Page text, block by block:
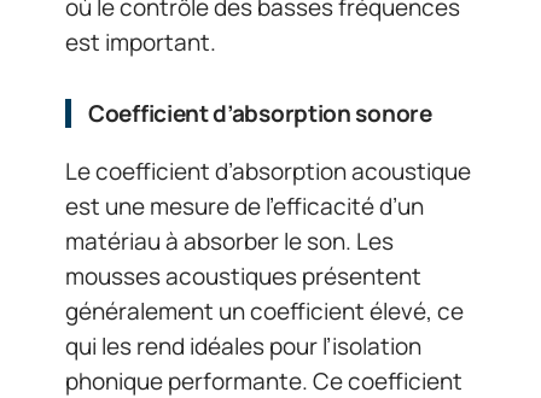
où le contrôle des basses fréquences
est important.
Coefficient d’absorption sonore
Le coefficient d’absorption acoustique
est une mesure de l’efficacité d’un
matériau à absorber le son. Les
mousses acoustiques présentent
généralement un coefficient élevé, ce
qui les rend idéales pour l’isolation
phonique performante. Ce coefficient